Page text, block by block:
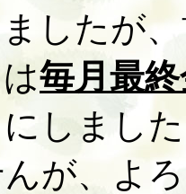
したが
毎月最
しまし
が、よ